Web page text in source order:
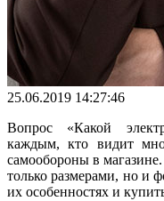
25.06.2019 14:27:46
Вопрос «Какой
каждым, кто видит
самообороны в
только размерами, но и
их особенностях и